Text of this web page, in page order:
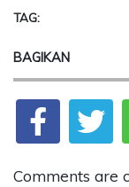
TAG:
BAGIKAN
Comments are